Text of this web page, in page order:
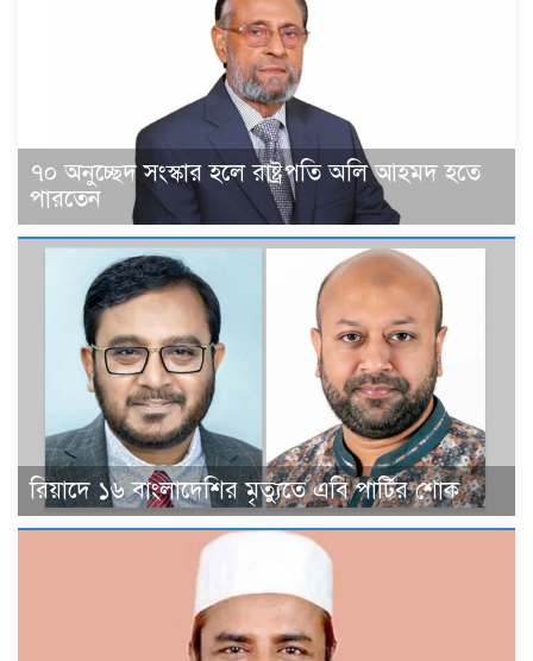
৭০ অনুচ্ছেদ সংস্কার হলে রাষ্ট্রপতি অলি আহমদ হতে
পারতেন
রিয়াদে ১৬ বাংলাদেশির মৃত্যুতে এবি পার্টির শোক